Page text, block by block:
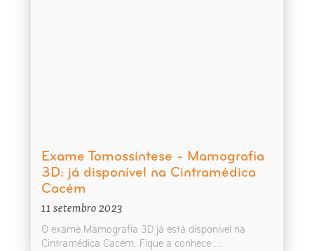
Exame Tomossíntese - Mamografia
3D: já disponível na Cintramédica
Cacém
11 setembro 2023
O exame Mamografia 3D já está disponível na
Cintramédica Cacém. Fique a conhece ...